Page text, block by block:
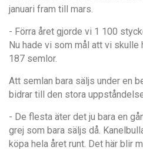
januari fram till mars.
- Förra året gjorde vi 1 100
Nu hade vi som mål att vi skulle
187 semlor.
Att semlan bara säljs under en
bidrar till den stora
- De flesta äter det ju bara en
grej som bara säljs då.
köpa hela året runt. Det här blir